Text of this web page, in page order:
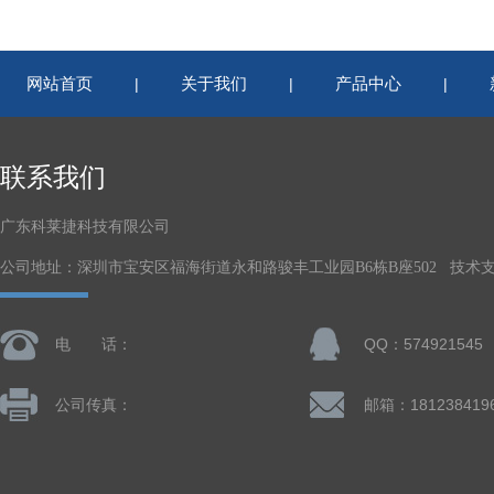
网站首页 | 关于我们 | 产品中心 |
联系我们
广东科莱捷科技有限公司
公司地址：深圳市宝安区福海街道永和路骏丰工业园B6栋B座502 技术
电 话： QQ：574921545
公司传真：